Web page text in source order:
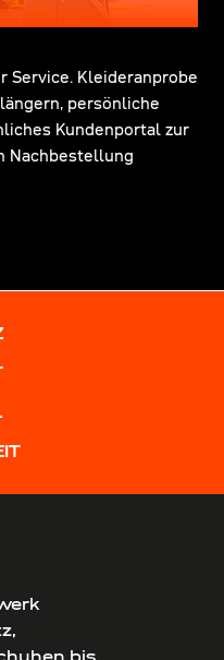
Kleideranprobe
persönliche
Kundenportal zur
Nachbestellung